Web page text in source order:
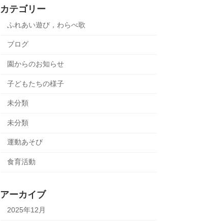
カテゴリー
ふれあい遊び，わらべ歌
ブログ
園からのお知らせ
子どもたちの様子
未分類
未分類
運動あそび
食育活動
アーカイブ
2025年12月